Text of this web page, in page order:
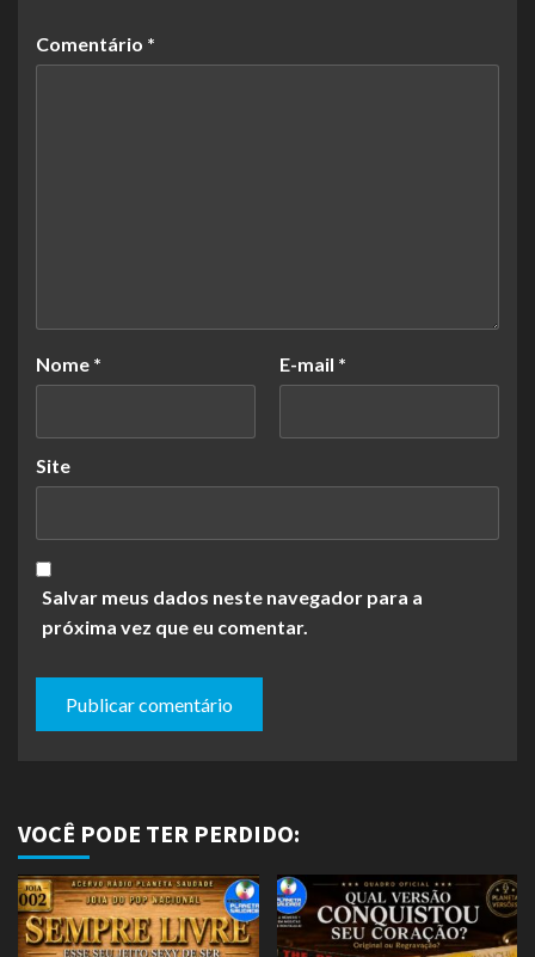
Comentário *
Nome * E-mail *
Site
Salvar meus dados neste navegador para a
próxima vez que eu comentar.
VOCÊ PODE TER PERDIDO: